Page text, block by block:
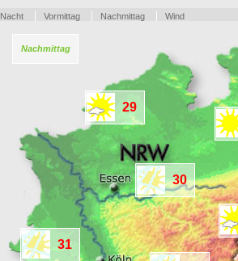
Nacht
Vormittag Nachmittag Wind
Nachmittag
31
29
30